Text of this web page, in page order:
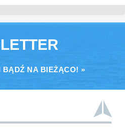
BĄDŹ NA BIEŻĄCO! »